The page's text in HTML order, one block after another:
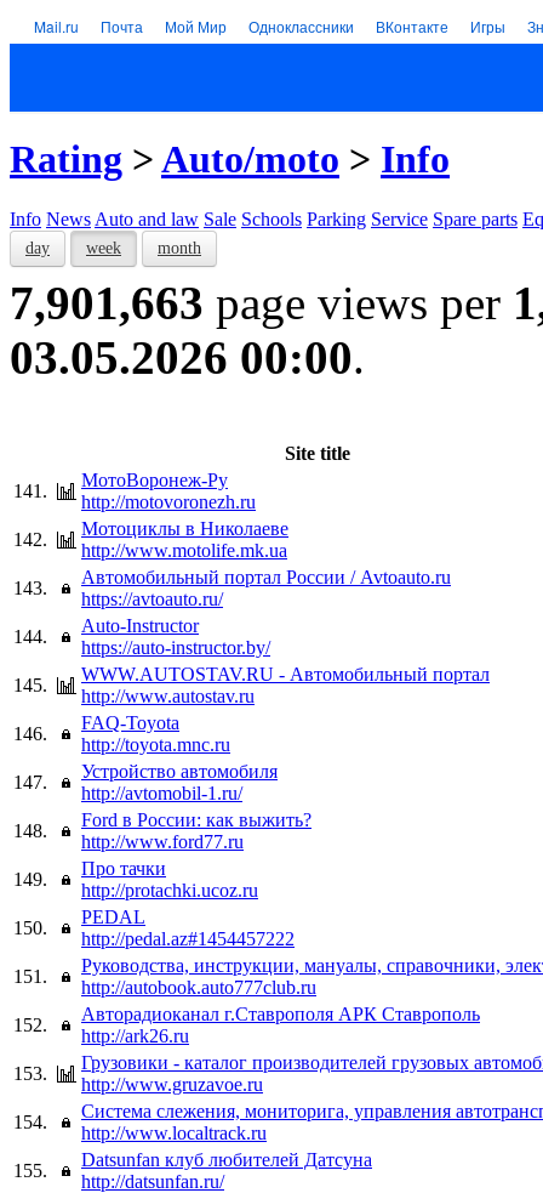
Mail.ru Почта Мой Мир Одноклассники ВКонтакте Игры
Rating >Auto/moto > Info
Info News Auto and law Sale Schools Parking Service Spare parts
day week month
7,901,663 page views per
03.05.2026 00:00.
Site title
141.
МотоВоронеж-Ру
http://motovoronezh.ru
142.
Мотоциклы в Николаеве
http://www.motolife.mk.ua
143.
Автомобильный портал России / Avtoauto.ru
https://avtoauto.ru/
144.
Auto-Instructor
https://auto-instructor.by/
145.
WWW.AUTOSTAV.RU - Автомобильный портал
http://www.autostav.ru
146.
FAQ-Toyota
http://toyota.mnc.ru
147.
Устройство автомобиля
http://avtomobil-1.ru/
148.
Ford в России: как выжить?
http://www.ford77.ru
149.
Про тачки
http://protachki.ucoz.ru
150.
PEDAL
http://pedal.az#1454457222
151.
Руководства, инструкции, мануалы, справочники,
http://autobook.auto777club.ru
152.
Авторадиоканал г.Ставрополя АРК Ставрополь
http://ark26.ru
153.
Грузовики - каталог производителей грузовых
http://www.gruzavoe.ru
154.
Система слежения, мониторига, управления
http://www.localtrack.ru
155.
Datsunfan клуб любителей Датсуна
http://datsunfan.ru/